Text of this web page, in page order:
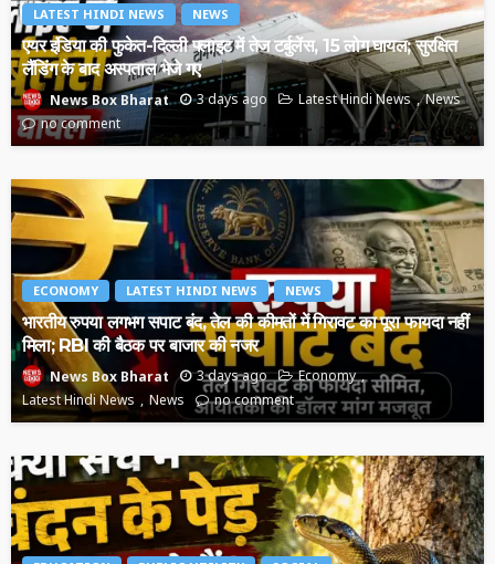
LATEST HINDI NEWS NEWS
एयर इंडिया की फुकेत-दिल्ली फ्लाइट में तेज टर्बुलेंस, 15 लोग घायल; सुरक्षित
लैंडिंग के बाद अस्पताल भेजे गए
News Box Bharat 3 days ago Latest Hindi News
News
no comment
ECONOMY LATEST HINDI NEWS NEWS
भारतीय रुपया लगभग सपाट बंद, तेल की कीमतों में गिरावट का पूरा फायदा नहीं
मिला; RBI की बैठक पर बाजार की नजर
News Box Bharat 3 days ago
Economy
Latest Hindi News
News no comment